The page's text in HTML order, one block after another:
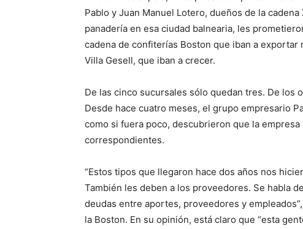
Pablo y Juan Manuel Lotero, dueños de la
panadería en esa ciudad balnearia, les
cadena de confiterías Boston que iban a
Villa Gesell, que iban a crecer.
De las cinco sucursales sólo quedan tres. De los
Desde hace cuatro meses, el grupo empresario
como si fuera poco, descubrieron que la
correspondientes.
“Estos tipos que llegaron hace dos años nos
También les deben a los proveedores. Se habla
deudas entre aportes, proveedores y
la Boston. En su opinión, está claro que “esta